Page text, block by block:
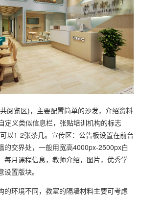
阅览区)，主要配置简单的沙发，介绍资料
定义类似信息栏，张贴培训机构的标志
以1-2张茶几。宣传区：公告板设置在前台
的交界处，一般用宽高4000px-2500px白
每月课程信息，教师介绍，图片，优秀学
置版块。
的环境不同，教室的隔墙材料主要可考虑